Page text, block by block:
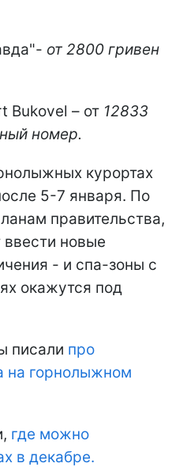
от 2800 гривен
Bukovel – от 12833
номер.
курортах
5-7 января. По
правительства,
ввести новые
- и спа-зоны с
окажутся под
писали про
на горнолыжном
где можно
в декабре.